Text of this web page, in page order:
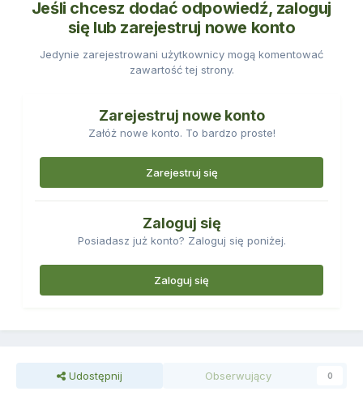
Jeśli chcesz dodać odpowiedź, zaloguj
się lub zarejestruj nowe konto
Jedynie zarejestrowani użytkownicy mogą komentować
zawartość tej strony.
Zarejestruj nowe konto
Załóż nowe konto. To bardzo proste!
Zarejestruj się
Zaloguj się
Posiadasz już konto? Zaloguj się poniżej.
Zaloguj się
Udostępnij Obserwujący 0